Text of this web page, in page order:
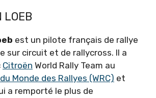
LOEB
est un pilote français de rallye
sur circuit et de rallycross. Il a
Citroën World Rally Team au
Monde des Rallyes (WRC) et
a remporté le plus de